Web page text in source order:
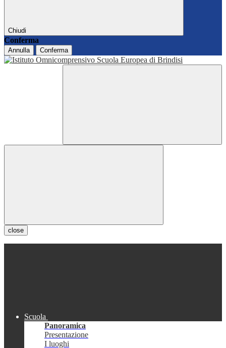
Chiudi
Conferma
Annulla Conferma
close
Scuola
Panoramica
Presentazione
I luoghi